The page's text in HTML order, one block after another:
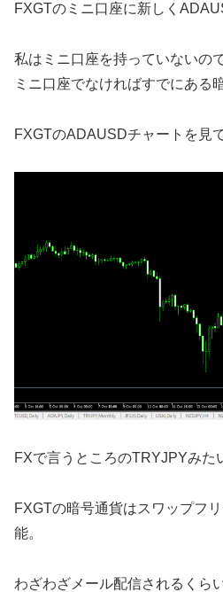
FXGTのミニ口座に新しく
私はミニ口座を持っていないの
ミニ口座でなければすでにある
FXGTのADAUSDチャートを見
FXで言うところのTRYJPYみた
FXGTの暗号通貨はスワップフ
能。
わざわざメール配信されるくら